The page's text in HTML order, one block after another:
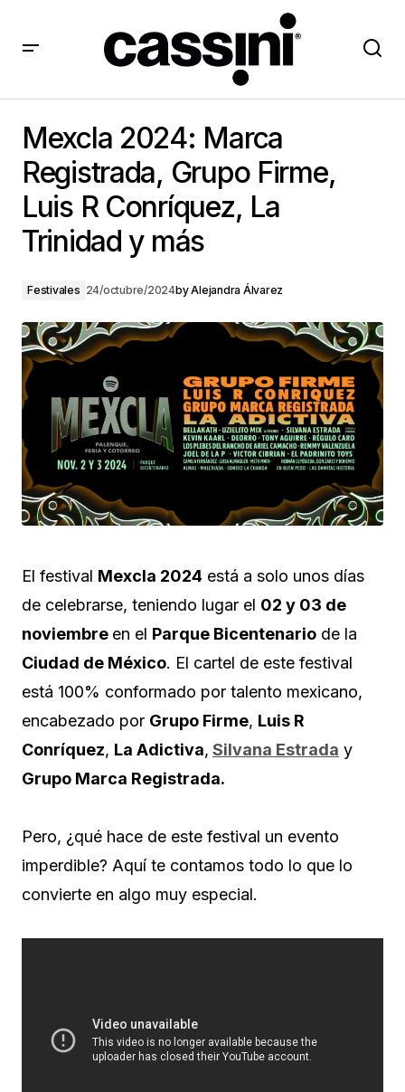
Conríquez, La Trinidad y más
Mexcla 2024: Marca
Registrada, Grupo Firme,
Luis R Conríquez, La
Trinidad y más
Festivales 24/octubre/2024byAlejandra Álvarez
El festival Mexcla 2024 está a solo unos días
de celebrarse, teniendo lugar el 02 y 03 de
noviembre en el Parque Bicentenario de la
Ciudad de México. El cartel de este festival
está 100% conformado por talento mexicano,
encabezado por Grupo Firme, Luis R
Conríquez, La Adictiva, Silvana Estrada y
Grupo Marca Registrada.
Pero, ¿qué hace de este festival un evento
imperdible? Aquí te contamos todo lo que lo
convierte en algo muy especial.